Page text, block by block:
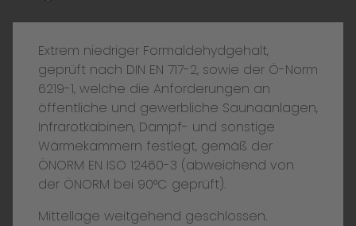
Extrem niedriger Formaldehydgehalt,
geprüft nach DIN EN 717-2, sowie der Ö-Norm
6219-1, welche die Anforderungen an
öffentliche und gewerbliche Saunaanlagen,
Infrarotkabinen, Dampf- und sonstige
Wärmekammern festlegt, gemäß der
ÖNORM EN ISO 12460-3 (abweichend von
der ÖNORM bei 90°C geprüft).
Mittellage weitgehend geschlossen.